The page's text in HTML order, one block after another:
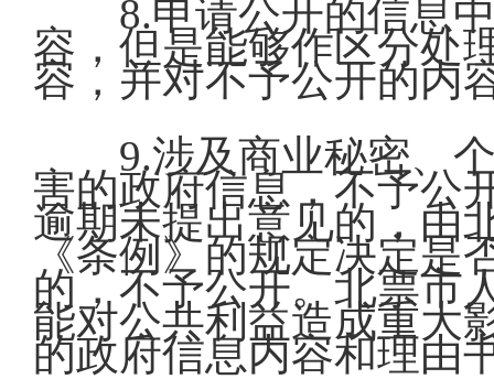
8.申请公开的信息
容，但是能够作区分处
容，并对不予公开的内
9.涉及商业秘密、
害的政府信息，不予公
逾期未提出意见的，由
《条例》的规定决定是
的，不予公开。北票市
能对公共利益造成重大
的政府信息内容和理由